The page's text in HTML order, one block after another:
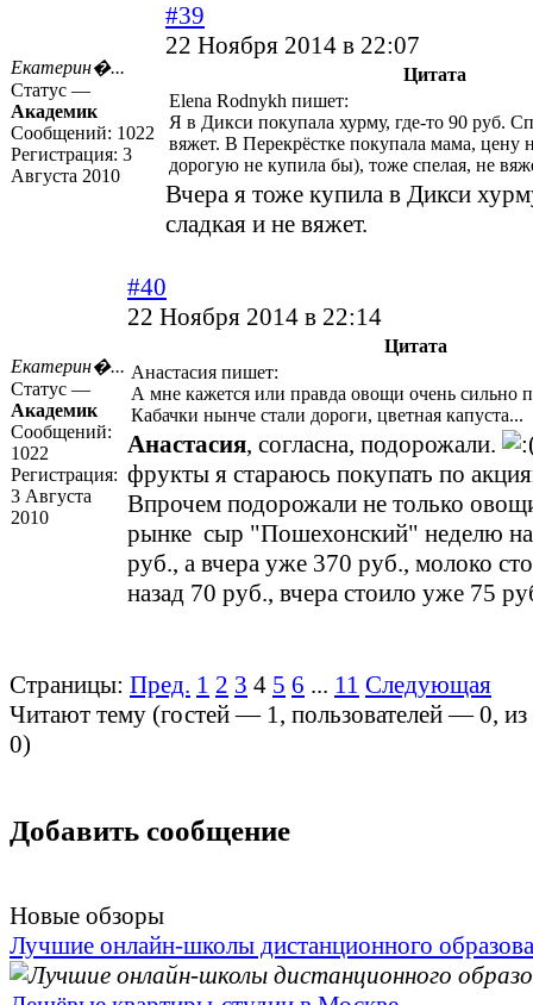
Екатерин�...
Статус —
Академик
Сообщений: 1022
Регистрация: 3
Августа 2010
#39
22 Ноября 2014 в 22:07
Цитата
Elena Rodnykh пишет:
Я в Дикси покупала хурму, где-то 90 руб.
вяжет. В Перекрёстке покупала мама, цену
дорогую не купила бы), тоже спелая, не
Вчера я тоже купила в Дикси
сладкая и не вяжет.
Екатерин�...
Статус —
Академик
Сообщений:
1022
Регистрация:
3 Августа
2010
#40
22 Ноября 2014 в 22:14
Цитата
Анастасия пишет:
А мне кажется или правда овощи очень сильно
Кабачки нынче стали дороги, цветная капуста...
Анастасия, согласна, подорожали.
фрукты я стараюсь покупать по
Впрочем подорожали не только
рынке сыр "Пошехонский" неделю
руб., а вчера уже 370 руб., молоко
назад 70 руб., вчера стоило уже 75
Страницы: Пред. 1 2 3 4 5 6 ... 11 Следующая
Читают тему (гостей — 1, пользователей —0,
0)
Добавить сообщение
Новые обзоры
Лучшие онлайн-школы дистанционного